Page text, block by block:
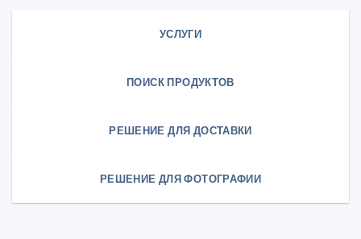
УСЛУГИ
ПОИСК ПРОДУКТОВ
РЕШЕНИЕ ДЛЯ ДОСТАВКИ
РЕШЕНИЕ ДЛЯ ФОТОГРАФИИ